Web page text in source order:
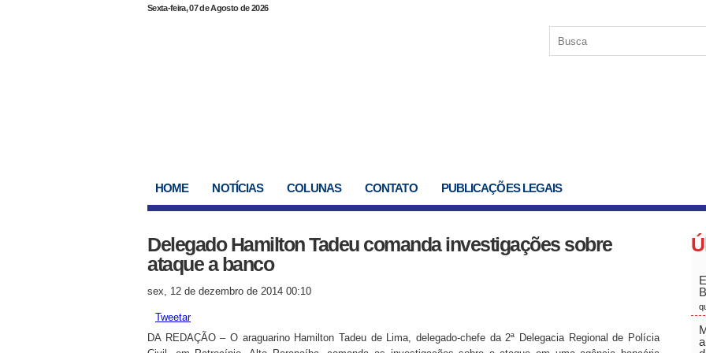
Sexta-feira, 07 de Agosto de 2026
HOME NOTÍCIAS COLUNAS CONTATO PUBLICAÇÕES LEGAIS
Delegado Hamilton Tadeu comanda investigações sobre
ataque a banco
sex, 12 de dezembro de 2014 00:10
Tweetar
DA REDAÇÃO – O araguarino Hamilton Tadeu de Lima, delegado-chefe da 2ª Delegacia Regional de Polícia